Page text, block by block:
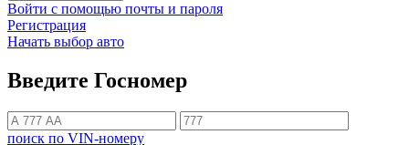
Войти с помощью почты и пароля
Регистрация
Начать выбор авто
Введите Госномер
поиск по VIN-номеру